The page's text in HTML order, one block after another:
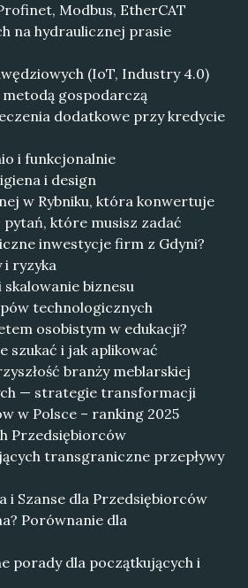
Modbus, EtherCAT
na hydraulicznej prasie
(IoT, Industry 4.0)
metodą gospodarczą
dodatkowe przy kredycie
i funkcjonalnie
i design
w Rybniku, która konwertuje
pytań, które musisz zadać
inwestycje firm z Gdyni?
i ryzyka
biznesu
technologicznych
osobistym w edukacji?
szukać i jak aplikować
branży meblarskiej
— strategie transformacji
w Polsce – ranking 2025
Przedsiębiorców
transgraniczne przepływy
i Szanse dla Przedsiębiorców
Porównanie dla
porady dla początkujących i